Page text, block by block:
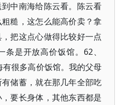
中南海给陈云看。陈云看
糙，这怎么能高价卖？拿
把这点心做得比较好一点
是开放高价饭馆。62、
很多高价饭馆。我的父母
储蓄，就在那几年全部吃
要长身体，其他东西都是